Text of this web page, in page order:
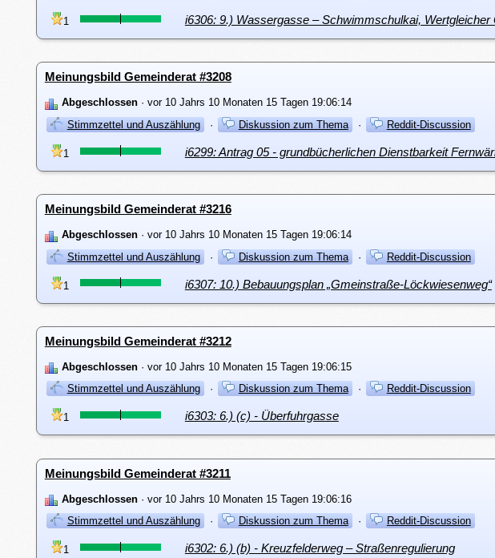
1 i6306: 9.) Wassergasse – Schwimmschulkai, Wertgleicher
Meinungsbild Gemeinderat #3208
Abgeschlossen· vor 10 Jahrs 10 Monaten 15 Tagen 19:06:14
Stimmzettel und Auszählung
· Diskussion zum Thema · Reddit-Discussion
1 i6299: Antrag 05 - grundbücherlichen Dienstbarkeit
Meinungsbild Gemeinderat #3216
Abgeschlossen· vor 10 Jahrs 10 Monaten 15 Tagen 19:06:14
Stimmzettel und Auszählung
· Diskussion zum Thema · Reddit-Discussion
1 i6307: 10.) Bebauungsplan „Gmeinstraße-Löckwiesenweg“
Meinungsbild Gemeinderat #3212
Abgeschlossen· vor 10 Jahrs 10 Monaten 15 Tagen 19:06:15
Stimmzettel und Auszählung
· Diskussion zum Thema · Reddit-Discussion
1 i6303: 6.) (c) - Überfuhrgasse
Meinungsbild Gemeinderat #3211
Abgeschlossen· vor 10 Jahrs 10 Monaten 15 Tagen 19:06:16
Stimmzettel und Auszählung
· Diskussion zum Thema · Reddit-Discussion
1 i6302: 6.) (b) - Kreuzfelderweg – Straßenregulierung